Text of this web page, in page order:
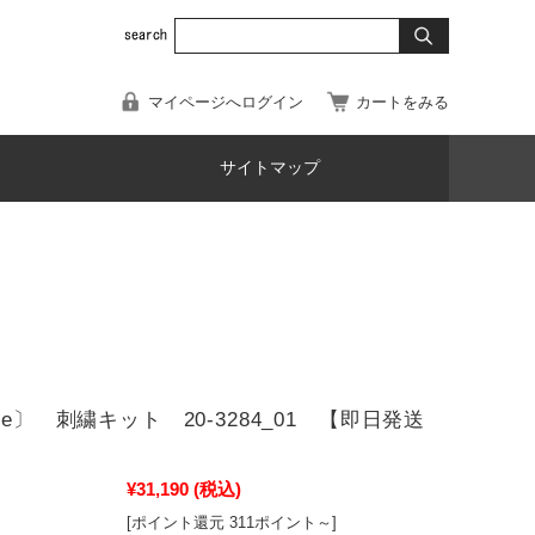
マイページへログイン カートをみる
サイトマップ
〕 刺繍キット 20-3284_01 【即日発送
¥31,190 (税込)
[ポイント還元 311ポイント～]